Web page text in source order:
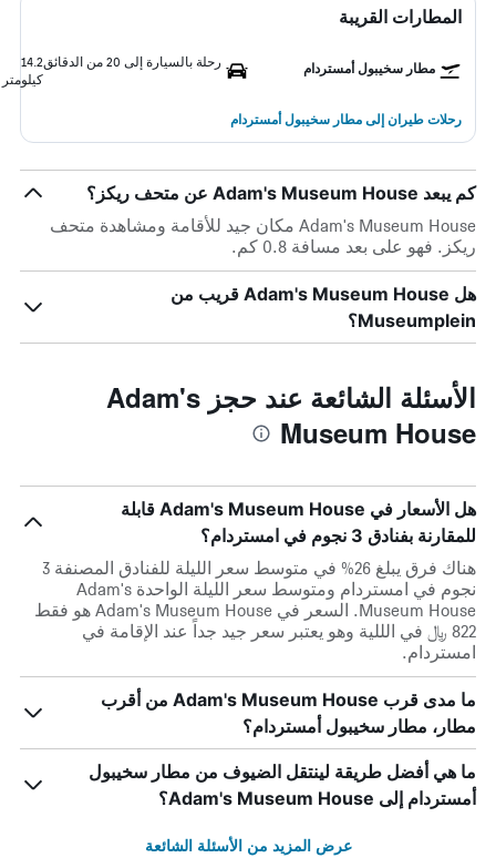
المطارات القريبة
مطار سخيبول أمستردام رحلة بالسيارة إلى 20 من الدقائق
14.2
كيلومتر
رحلات طيران إلى مطار سخيبول أمستردام
كم يبعد Adam's Museum House عن متحف ريكز؟
Adam's Museum House مكان جيد للأقامة ومشاهدة متحف
ريكز. فهو على بعد مسافة 0.8 كم.
هل Adam's Museum House قريب من
Museumplein؟
الأسئلة الشائعة عند حجز Adam's
Museum House
هل الأسعار في Adam's Museum House قابلة
للمقارنة بفنادق 3 نجوم في امستردام؟
هناك فرق يبلغ 26% في متوسط ​​سعر الليلة للفنادق المصنفة 3
نجوم في امستردام ومتوسط ​​سعر الليلة الواحدة Adam's
Museum House. السعر في Adam's Museum House هو فقط
822 ﷼ في الللية وهو يعتبر سعر جيد جداً عند الإقامة في
امستردام.
ما مدى قرب Adam's Museum House من أقرب
مطار، مطار سخيبول أمستردام؟
ما هي أفضل طريقة لينتقل الضيوف من مطار سخيبول
أمستردام إلى Adam's Museum House؟
عرض المزيد من الأسئلة الشائعة